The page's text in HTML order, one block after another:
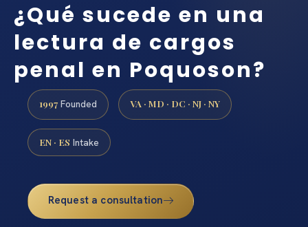
¿Qué sucede en una
lectura de cargos
penal en Poquoson?
1997 Founded VA · MD · DC · NJ · NY
EN · ES Intake
Request a consultation